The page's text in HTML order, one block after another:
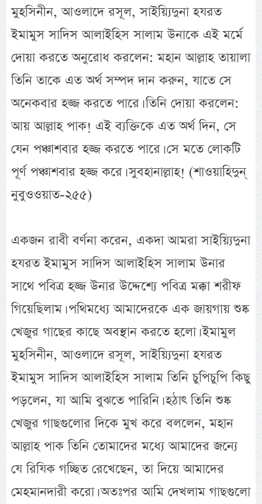
মুহসিনীন, আওলাদে রসূল, সাইয়্যিদুনা হযরত
ইমামুস সাদিস আলাইহিস সালাম উনাকে এই মর্মে
দোয়া করতে অনুরোধ করলেন: মহান আল্লাহ তায়ালা
তিনি তাকে এত অর্থ সম্পদ দান করুন, যাতে সে
অনেকবার হজ্জ করতে পারে। তিনি দোয়া করলেন:
আয় আল্লাহ পাক! এই ব্যক্তিকে এত অর্থ দিন, সে
যেন পঞ্চাশবার হজ্জ করতে পারে। সে মতে লোকটি
পূর্ণ পঞ্চাশবার হজ্জ করে। সুবহানাল্লাহ! (শাওয়াহিদুন্
নুবুওওয়াত-২৫৫)
একজন রাবী বর্ণনা করেন, একদা আমরা সাইয়্যিদুনা
হযরত ইমামুস সাদিস আলাইহিস সালাম উনার
সাথে পবিত্র হজ্জ উনার উদ্দেশ্যে পবিত্র মক্কা শরীফ
গিয়েছিলাম। পথিমধ্যে আমাদেরকে এক জায়গায় শুষ্ক
খেজুর গাছের কাছে অবস্থান করতে হলো। ইমামুল
মুহসিনীন, আওলাদে রসূল, সাইয়্যিদুনা হযরত
ইমামুস সাদিস আলাইহিস সালাম তিনি চুপিচুপি কিছু
পড়লেন, যা আমি বুঝতে পারিনি। হঠাৎ তিনি শুষ্ক
খেজুর গাছগুলোর দিকে মুখ করে বললেন, মহান
আল্লাহ পাক তিনি তোমাদের মধ্যে আমাদের জন্যে
যে রিযিক গচ্ছিত রেখেছেন, তা দিয়ে আমাদের
মেহমানদারী করো। অতঃপর আমি দেখলাম গাছগুলো